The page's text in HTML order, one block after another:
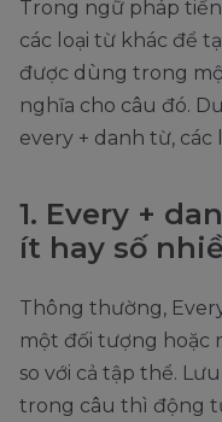
Trong ngữ pháp
các loại từ khác để
được dùng trong
nghĩa cho câu đó.
every + danh từ, các
1. Every +
ít hay số
Thông thường,
một đối tượng hoặc
so với cả tập thể.
trong câu thì động